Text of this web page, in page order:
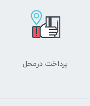
پرداخت درمحل